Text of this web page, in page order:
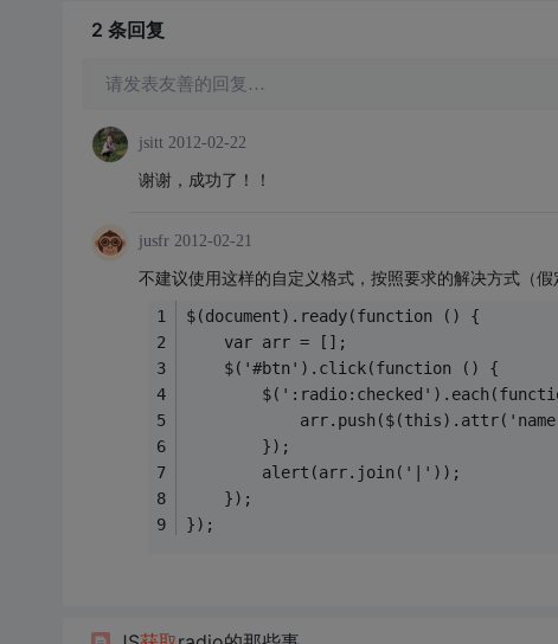
2 条回复
请发表友善的回复…
jsitt 2012-02-22
谢谢，成功了！！
jusfr 2012-02-21
不建议使用这样的自定义格式，按照要求的解决方式（
$(document).ready(function () {
	var arr = [];
	$('#btn').click(function () {
		});
		alert(arr.join('|'));
	});
});